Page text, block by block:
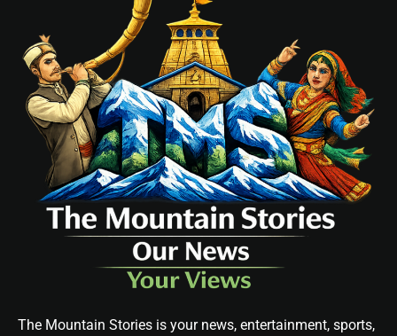
The Mountain Stories is your news, entertainment, sports,